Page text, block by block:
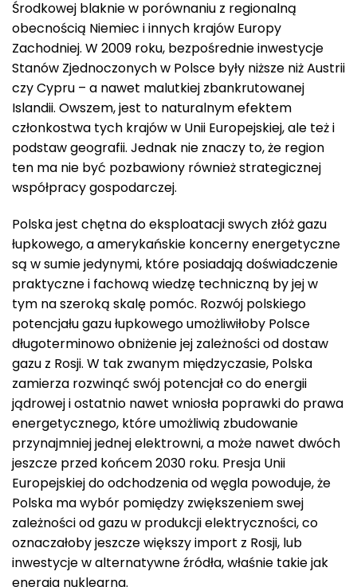
Środkowej blaknie w porównaniu z regionalną
obecnością Niemiec i innych krajów Europy
Zachodniej. W 2009 roku, bezpośrednie inwestycje
Stanów Zjednoczonych w Polsce były niższe niż Austrii
czy Cypru – a nawet malutkiej zbankrutowanej
Islandii. Owszem, jest to naturalnym efektem
członkostwa tych krajów w Unii Europejskiej, ale też i
podstaw geografii. Jednak nie znaczy to, że region
ten ma nie być pozbawiony również strategicznej
współpracy gospodarczej.
Polska jest chętna do eksploatacji swych złóż gazu
łupkowego, a amerykańskie koncerny energetyczne
są w sumie jedynymi, które posiadają doświadczenie
praktyczne i fachową wiedzę techniczną by jej w
tym na szeroką skalę pomóc. Rozwój polskiego
potencjału gazu łupkowego umożliwiłoby Polsce
długoterminowo obniżenie jej zależności od dostaw
gazu z Rosji. W tak zwanym międzyczasie, Polska
zamierza rozwinąć swój potencjał co do energii
jądrowej i ostatnio nawet wniosła poprawki do prawa
energetycznego, które umożliwią zbudowanie
przynajmniej jednej elektrowni, a może nawet dwóch
jeszcze przed końcem 2030 roku. Presja Unii
Europejskiej do odchodzenia od węgla powoduje, że
Polska ma wybór pomiędzy zwiększeniem swej
zależności od gazu w produkcji elektryczności, co
oznaczałoby jeszcze większy import z Rosji, lub
inwestycje w alternatywne źródła, właśnie takie jak
energia nuklearna.